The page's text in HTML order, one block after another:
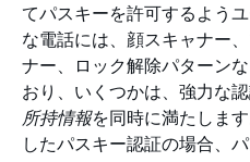
てパスキーを許可するよう
な電話には、顔スキャナー
ナー、ロック解除パターン
おり、いくつかは、強力な
所持情報を同時に満たしま
したパスキー認証の場合、